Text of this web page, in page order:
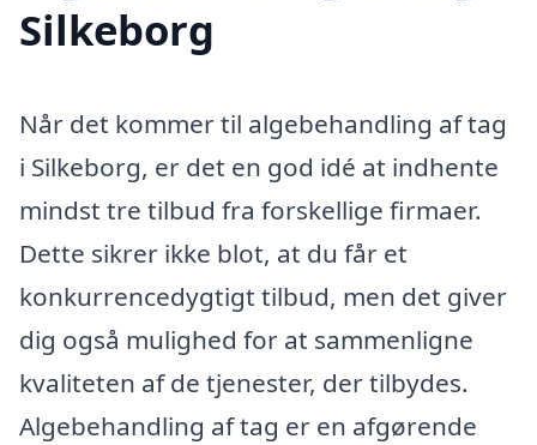
Silkeborg
Når det kommer til algebehandling af tag
i Silkeborg, er det en god idé at indhente
mindst tre tilbud fra forskellige firmaer.
Dette sikrer ikke blot, at du får et
konkurrencedygtigt tilbud, men det giver
dig også mulighed for at sammenligne
kvaliteten af de tjenester, der tilbydes.
Algebehandling af tag er en afgørende